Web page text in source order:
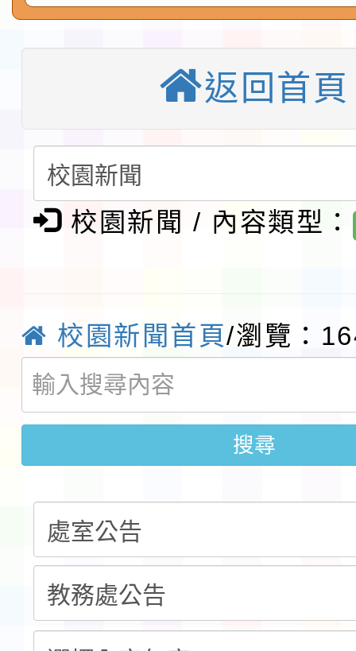
「115年桃園市運動會
錦標賽」海洋艇及
計畫」公費接種對象擴
115學年度迎新活動暨
會活動流程表
本校115學年度第1學
第3次招考代課鐘點教
告(不再辦理後續甄選)
檢送「桃園市115學年
賽實施要點」1份
本市「115學年度學生
展演活動實施計畫」
請一案
社團法人中華民國畫廊
026 ART TAIPEI臺北
會」之「藝術教育日」
本校115學年度第1學
第2次招考代課鐘點教
告(採1次公告分次招考)
115 年度兒童課後照顧
0 小時業訓練課程
轉知本市體育總會划船
「115年桃園市運動會
錦標賽」海洋艇及
域)，申請變更地點
「114-115年度
計畫」公費接種對象擴
115學年度迎新活動暨
會活動流程表
返回首頁
校園新聞 / 內容類型：
校園新聞首頁/瀏覽：
搜尋